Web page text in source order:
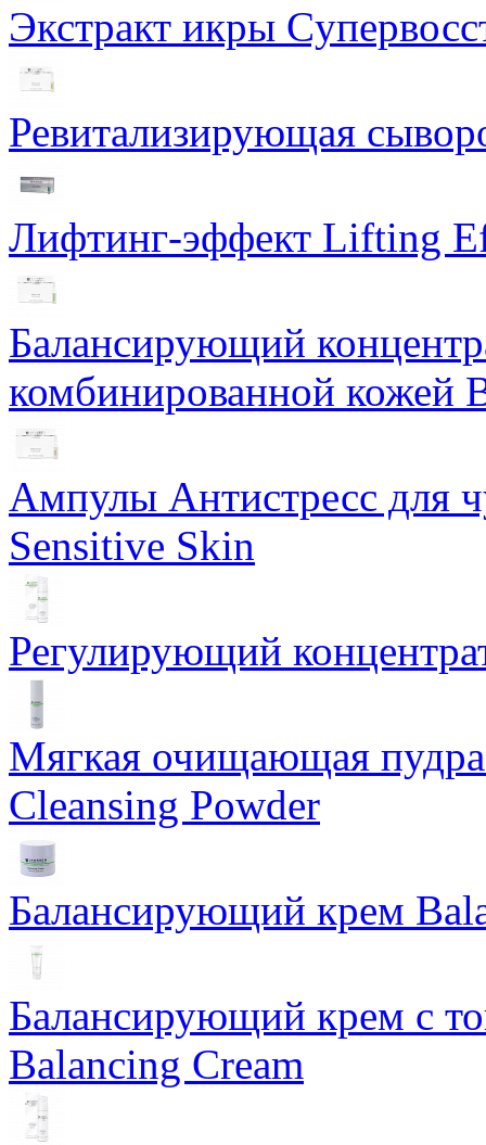
Экстракт икры
Ревитализирующая
Лифтинг-эффект Lifting
Балансирующий
комбинированной кожей
Ампулы Антистресс для
Sensitive Skin
Регулирующий
Мягкая очищающая
Cleansing Powder
Балансирующий крем
Балансирующий крем с
Balancing Cream